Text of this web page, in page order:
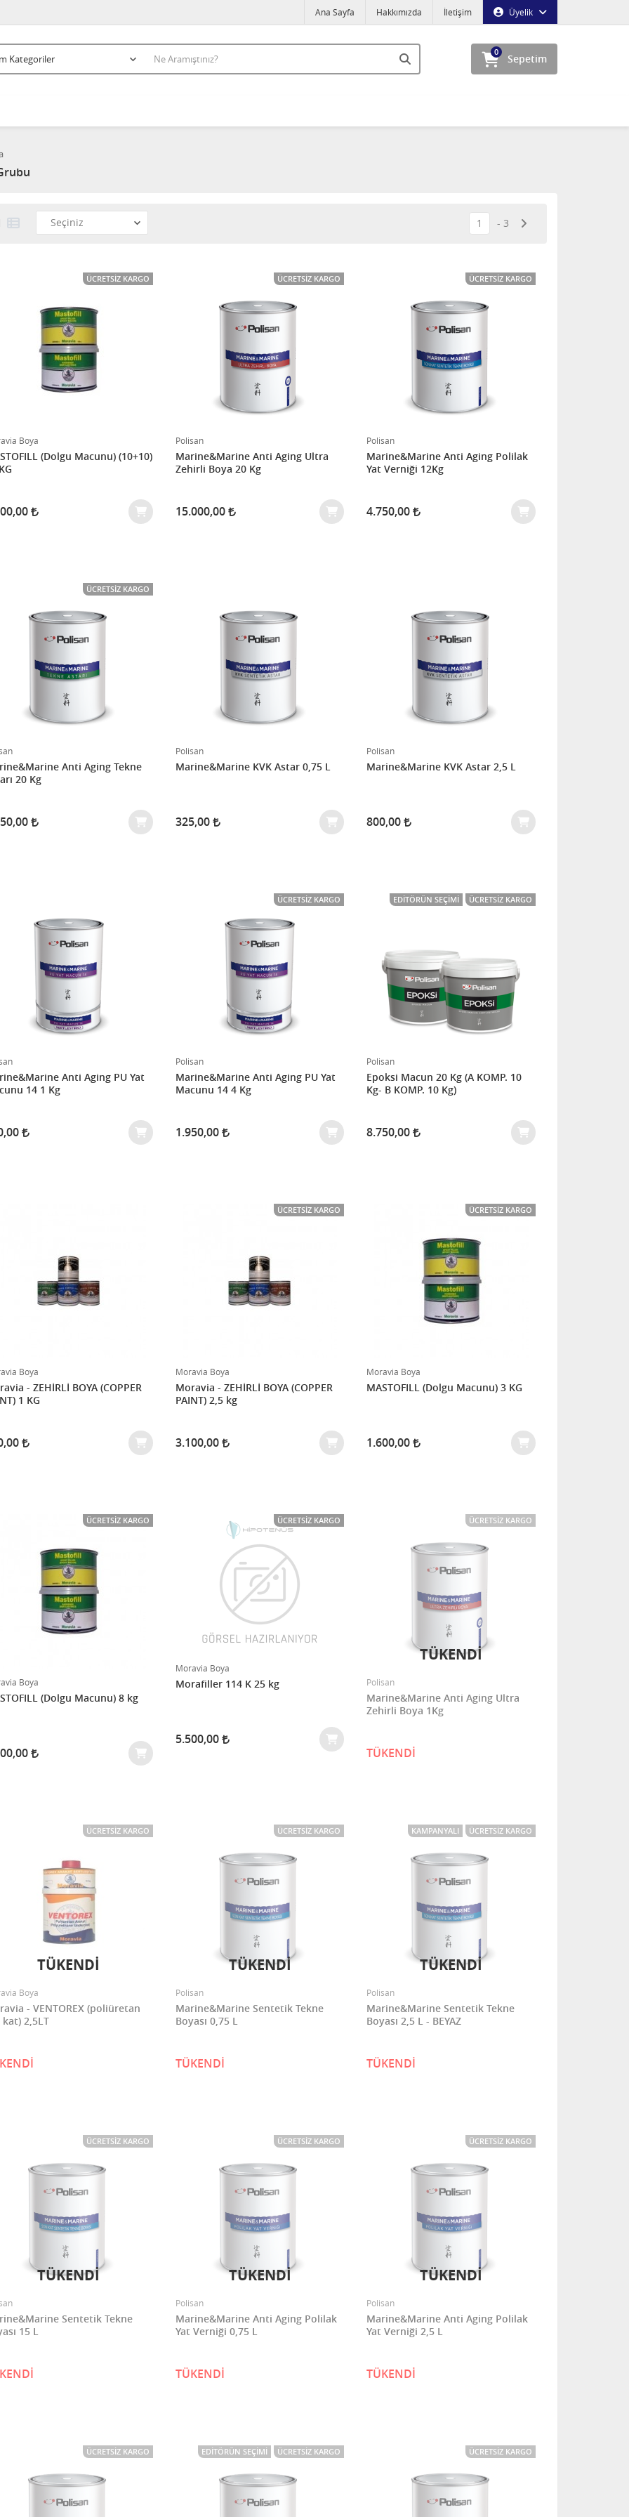
Üyelik
Ana Sayfa Hakkımızda İletişim
Sepetim
0
1 3
ÜCRETSIZ KARGO
Boya
(Dolgu Macunu) (10+10)
ÜCRETSIZ KARGO
Polisan
Marine&Marine Anti Aging Ultra
Zehirli Boya 20 Kg
15.000,00
ÜCRETSIZ KARGO
Polisan
Marine&Marine Anti Aging Polilak
Yat Verniği 12Kg
4.750,00
ÜCRETSIZ KARGO
Anti Aging Tekne
20 Kg
Polisan
Marine&Marine KVK Astar 0,75 L
325,00
Polisan
Marine&Marine KVK Astar 2,5 L
800,00
Anti Aging PU Yat
Macunu 14 1 Kg
ÜCRETSIZ KARGO
Polisan
Marine&Marine Anti Aging PU Yat
Macunu 14 4 Kg
1.950,00
EDITÖRÜN SEÇIMI ÜCRETSIZ KARGO
Polisan
Epoksi Macun 20 Kg (A KOMP. 10
Kg- B KOMP. 10 Kg)
8.750,00
Boya
- ZEHİRLİ BOYA (COPPER
1 KG
ÜCRETSIZ KARGO
Moravia Boya
Moravia - ZEHİRLİ BOYA (COPPER
PAINT) 2,5 kg
3.100,00
ÜCRETSIZ KARGO
Moravia Boya
MASTOFILL (Dolgu Macunu) 3 KG
1.600,00
ÜCRETSIZ KARGO
Boya
(Dolgu Macunu) 8 kg
ÜCRETSIZ KARGO
Moravia Boya
Morafiller 114 K 25 kg
5.500,00
ÜCRETSIZ KARGO
Polisan
Marine&Marine Anti Aging Ultra
Zehirli Boya 1Kg
TÜKENDİ
TÜKENDİ
ÜCRETSIZ KARGO
Boya
- VENTOREX (poliüretan
2,5LT
TÜKENDİ
ÜCRETSIZ KARGO
Polisan
Marine&Marine Sentetik Tekne
Boyası 0,75 L
TÜKENDİ
TÜKENDİ
KAMPANYALI ÜCRETSIZ KARGO
Polisan
Marine&Marine Sentetik Tekne
Boyası 2,5 L - BEYAZ
TÜKENDİ
TÜKENDİ
ÜCRETSIZ KARGO
Sentetik Tekne
15 L
TÜKENDİ
ÜCRETSIZ KARGO
Polisan
Marine&Marine Anti Aging Polilak
Yat Verniği 0,75 L
TÜKENDİ
TÜKENDİ
ÜCRETSIZ KARGO
Polisan
Marine&Marine Anti Aging Polilak
Yat Verniği 2,5 L
TÜKENDİ
TÜKENDİ
ÜCRETSIZ KARGO EDITÖRÜN SEÇIMI ÜCRETSIZ KARGO ÜCRETSIZ KARGO